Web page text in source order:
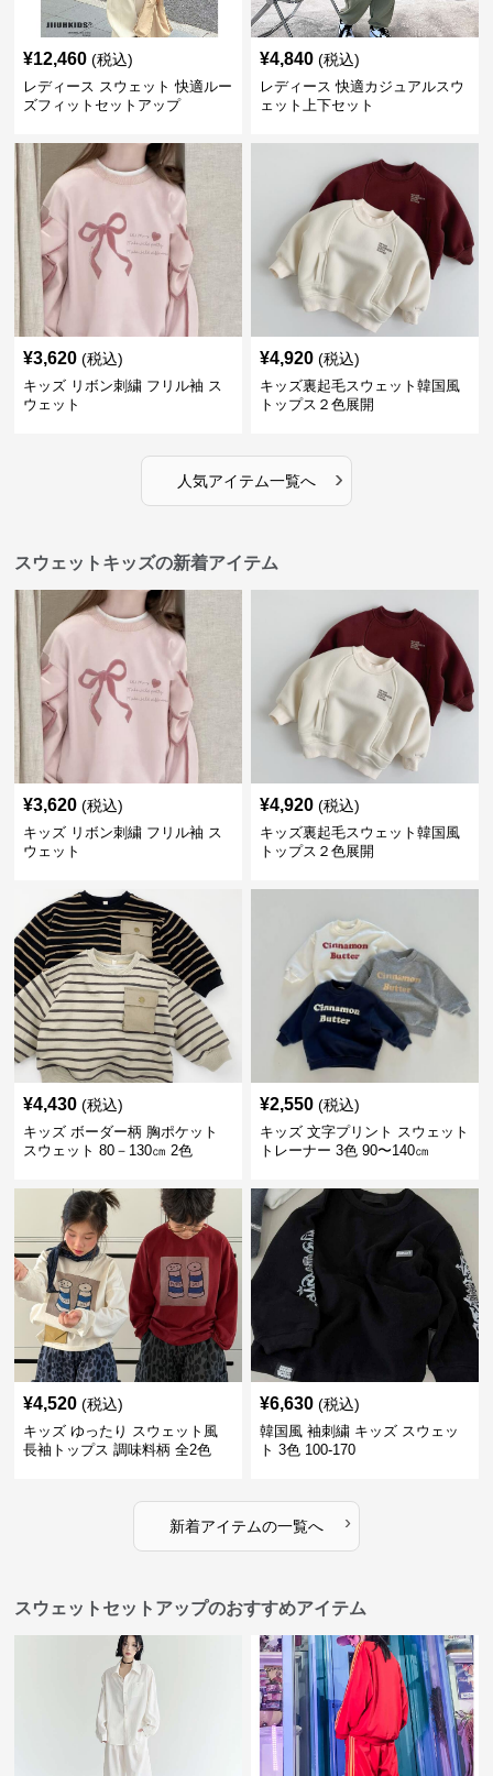
¥12,460 (税込)
レディース スウェット 快適ルー
ズフィットセットアップ
¥4,840 (税込)
レディース 快適カジュアルスウ
ェット上下セット
¥3,620 (税込)
キッズ リボン刺繍 フリル袖 ス
ウェット
¥4,920 (税込)
キッズ裏起毛スウェット韓国風
トップス２色展開
人気アイテム一覧へ ›
スウェットキッズの新着アイテム
¥3,620 (税込)
キッズ リボン刺繍 フリル袖 ス
ウェット
¥4,920 (税込)
キッズ裏起毛スウェット韓国風
トップス２色展開
¥4,430 (税込)
キッズ ボーダー柄 胸ポケット
スウェット 80－130㎝ 2色
¥2,550 (税込)
キッズ 文字プリント スウェット
トレーナー 3色 90〜140㎝
¥4,520 (税込)
キッズ ゆったり スウェット風
長袖トップス 調味料柄 全2色
¥6,630 (税込)
韓国風 袖刺繍 キッズ スウェッ
ト 3色 100-170
新着アイテムの一覧へ ›
スウェットセットアップのおすすめアイテム